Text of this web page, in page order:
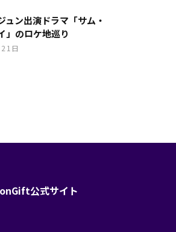
ュン出演ドラマ「サム・
」のロケ地巡り
日
公式サイト